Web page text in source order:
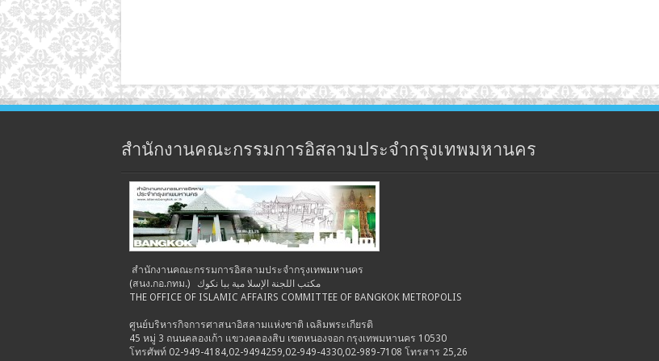
สำนักงานคณะกรรมการอิสลามประจำกรุงเทพมหานคร
สำนักงานคณะกรรมการอิสลามประจำกรุงเทพมหานคร
(สนง.กอ.กทม.) مكتب اللجنة الإسلا مية ببا نكوك
THE OFFICE OF ISLAMIC AFFAIRS COMMITTEE OF BANGKOK METROPOLIS
ศูนย์บริหารกิจการศาสนาอิสลามแห่งชาติ เฉลิมพระเกียรติ
45 หมู่ 3 ถนนคลองเก้า แขวงคลองสิบ เขตหนองจอก กรุงเทพมหานคร 10530
โทรศัพท์ 02-949-4184,02-9494259,02-949-4330,02-989-7108 โทรสาร 25,26